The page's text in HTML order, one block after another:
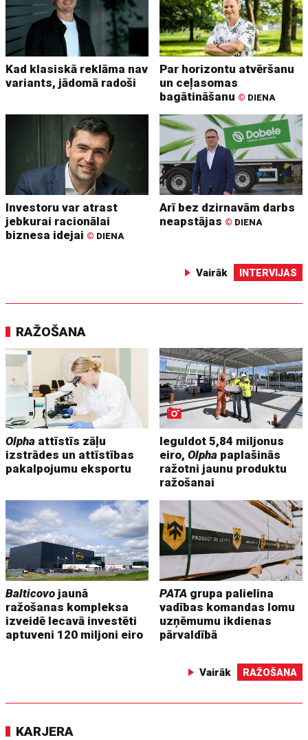
Kad klasiskā reklāma nav
variants, jādomā radoši
Par horizontu atvēršanu
un ceļasomas
bagātināšanu © DIENA
Investoru var atrast
jebkurai racionālai
biznesa idejai © DIENA
Arī bez dzirnavām darbs
neapstājas © DIENA
Vairāk INTERVIJAS
RAŽOŠANA
Olpha attīstīs zāļu
izstrādes un attīstības
pakalpojumu eksportu
Ieguldot 5,84 miljonus
eiro,Olpha paplašinās
ražotni jaunu produktu
ražošanai
Balticovo jaunā
ražošanas kompleksa
izveidē Iecavā investēti
aptuveni 120 miljoni eiro
PATA grupa palielina
vadības komandas lomu
uzņēmumu ikdienas
pārvaldībā
Vairāk RAŽOŠANA
KARJERA